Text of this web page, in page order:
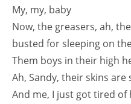
My, my, baby
Now, the greasers, ah,
busted for sleeping on
Them boys in their high
Ah, Sandy, their skins are
And me, I just got tired of